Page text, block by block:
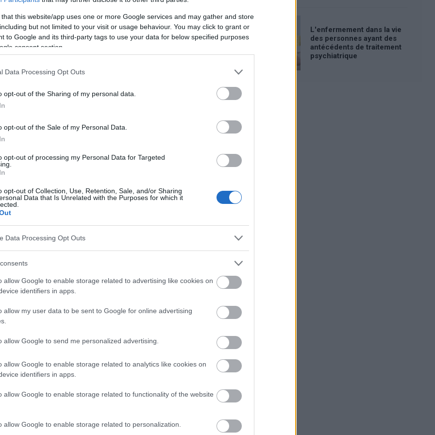
that this website/app uses one or more Google services and may gather and store
but not limited to your visit or usage behaviour. You may click to grant or
to Google and its third-party tags to use your data for below specified purposes
consent section.
Data Processing Opt Outs
opt-out of the Sharing of my personal data.
opt-out of the Sale of my Personal Data.
opt-out of processing my Personal Data for Targeted
opt-out of Collection, Use, Retention, Sale, and/or Sharing
Data that Is Unrelated with the Purposes for which it
Data Processing Opt Outs
allow Google to enable storage related to advertising like cookies on
identifiers in apps.
allow my user data to be sent to Google for online advertising
allow Google to send me personalized advertising.
allow Google to enable storage related to analytics like cookies on
identifiers in apps.
allow Google to enable storage related to functionality of the website
allow Google to enable storage related to personalization.
de l'étude à long terme Understanding Society
corrélation entre une attitude réaliste face à la vie et
cognitives telles que lamémoire, lacapacité
des chiffres
manifestent des
sont 34,8 % moins susceptibles d'être optimistes
interrogées dont les fonctions cognitives sont
financière comme meilleure qu'elle ne l'est en
plus fréquente en termes d'investissements, de
L'enfermement dans la vie
des personnes ayant des
antécédents de traitement
psychiatrique